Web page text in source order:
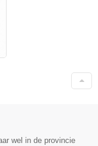
wel in de provincie